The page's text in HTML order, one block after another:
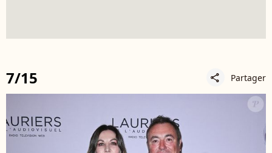
7/15 share Partager